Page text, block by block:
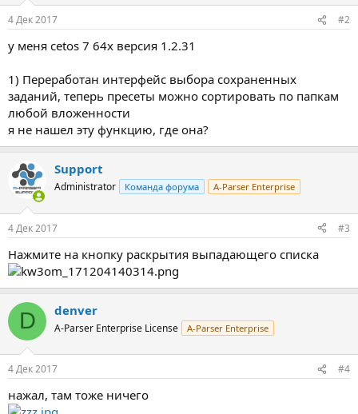
4 Дек 2017 #2
у меня cetos 7 64x версия 1.2.31
1) Переработан интерфейс выбора сохраненных
заданий, теперь пресеты можно сортировать по папкам
любой вложенности
я не нашел эту функцию, где она?
Support
Administrator Команда форума A-Parser Enterprise
4 Дек 2017 #3
Нажмите на кнопку раскрытия выпадающего списка
D denver
A-Parser Enterprise License A-Parser Enterprise
4 Дек 2017 #4
нажал, там тоже ничего